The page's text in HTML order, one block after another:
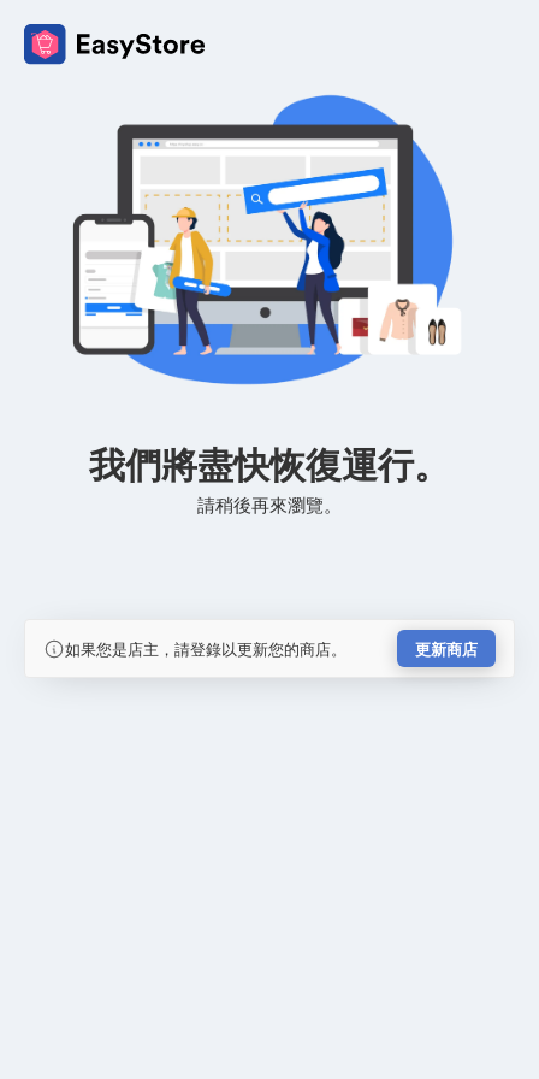
我們將盡快恢復運行。
請稍後再來瀏覽。
如果您是店主，請登錄以更新您的商店。 更新商店